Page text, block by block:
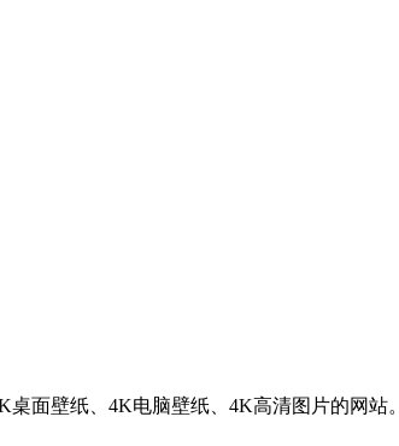
面壁纸、4K电脑壁纸、4K高清图片的网站。